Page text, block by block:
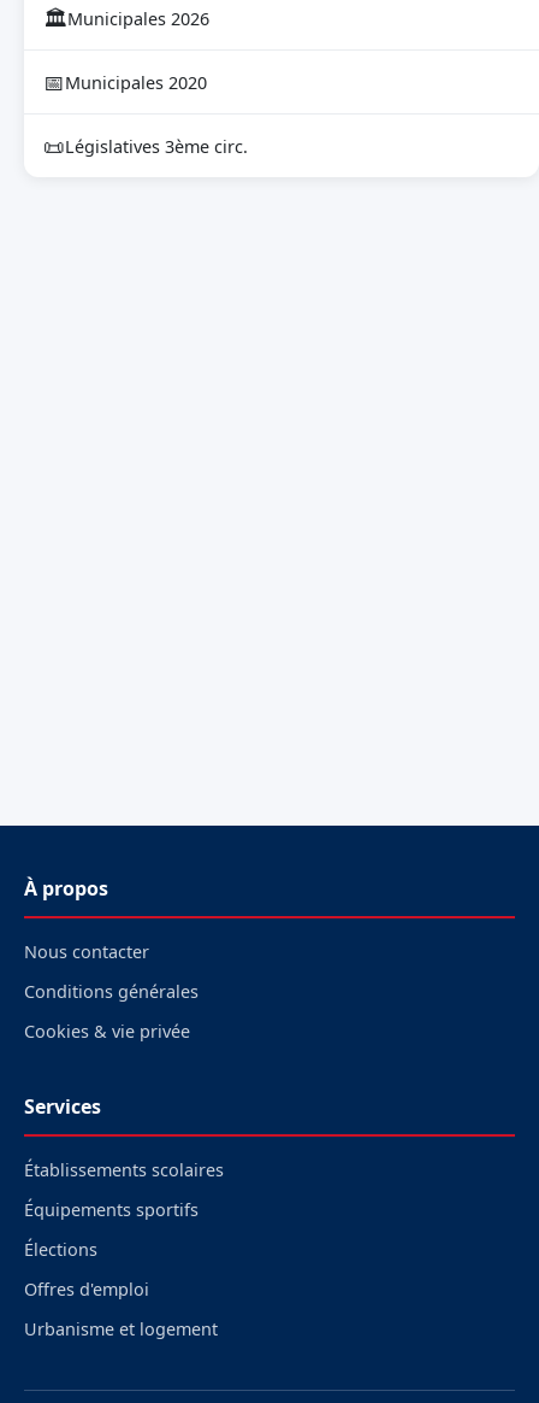
🏛Municipales 2026
📅Municipales 2020
📜Législatives 3ème circ.
À propos
Nous contacter
Conditions générales
Cookies & vie privée
Services
Établissements scolaires
Équipements sportifs
Élections
Offres d'emploi
Urbanisme et logement